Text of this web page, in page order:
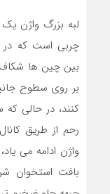
لبه بزرگ واژن
چربی است که در
بین چین ها شکاف
بر روی سطوح
کنند، در حالی
رحم از طریق
واژن ادامه می
بافت استخوان